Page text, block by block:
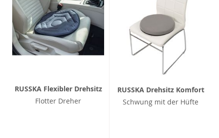
RUSSKA Flexibler Drehsitz
Flotter Dreher
RUSSKA Drehsitz Komfort
Schwung mit der Hüfte